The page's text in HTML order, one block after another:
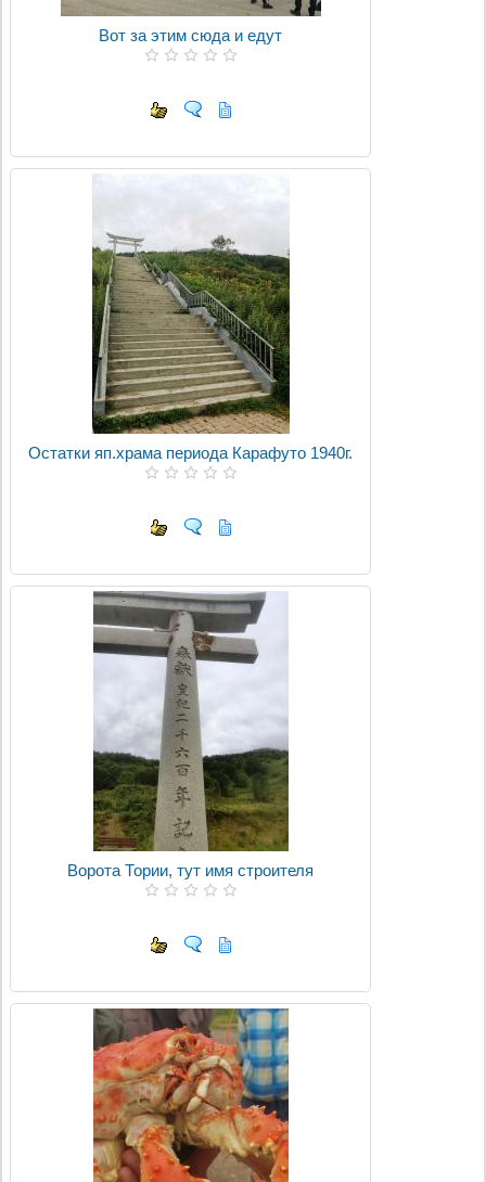
Вот за этим сюда и едут
Остатки яп.храма периода Карафуто 1940г.
Ворота Тории, тут имя строителя